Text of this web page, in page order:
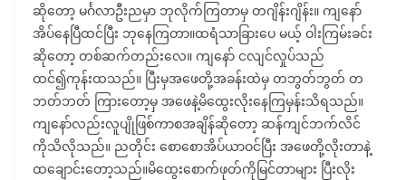
ဆိုတော့ မင်္ဂလာဦးညမှာ ဘုလိုက်ကြတာမှ တဂျိန်းဂျိန်း။ ကျနော်
အိပ်နေပြီထင်ပြီး ဘုနေကြတာ။ထရံသာခြားပေ မယ့် ဝါးကြမ်းခင်း
ဆိုတော့ တစ်ဆက်တည်းလေ။ ကျနော် ငလျင်လှုပ်သည်
ထင်၍ကုန်းထသည်။ ပြီးမှအဖေတို့အခန်းထဲမှ တဘွတ်ဘွတ် တ
ဘတ်ဘတ် ကြားတော့မှ အဖေနဲ့မိထွေးလိုးနေကြမှန်းသိရသည်။
ကျနော်လည်းလူပျိုဖြစ်ကာစအချိန်ဆိုတော့ ဆန်ကျင်ဘက်လိင်
ကိုသိလိုသည်။ ညတိုင်း စောစောအိပ်ယာဝင်ပြီး အဖေတို့လိုးတာနဲ့
ထချောင်းတော့သည်။မိထွေးစောက်ဖုတ်ကိုမြင်တာများ ပြီးလိုး